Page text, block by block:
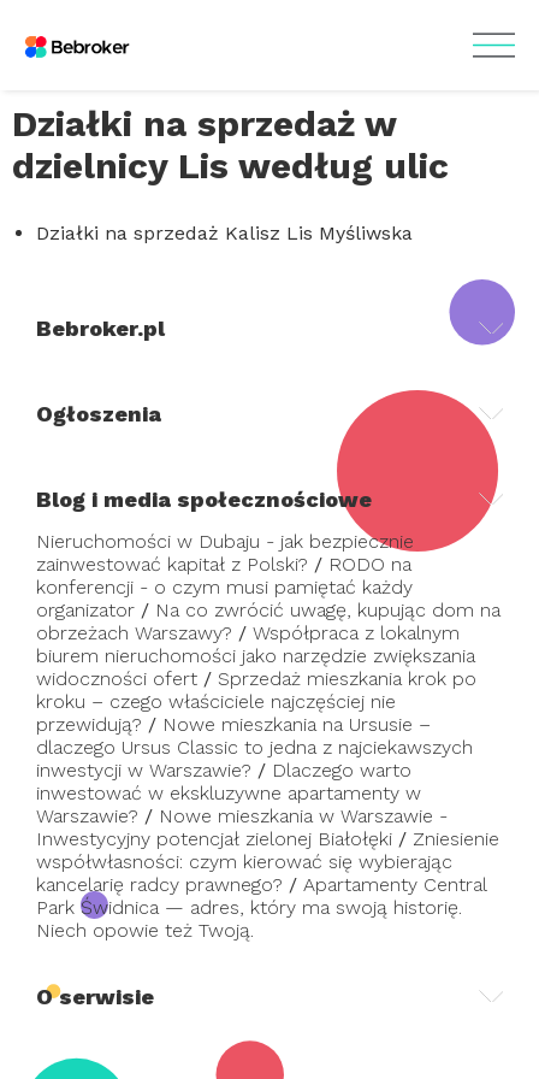
Działki na sprzedaż w
dzielnicy Lis według ulic
Działki na sprzedaż Kalisz Lis Myśliwska
Bebroker.pl
Ogłoszenia
Blog i media społecznościowe
Nieruchomości w Dubaju - jak bezpiecznie
zainwestować kapitał z Polski? / RODO na
konferencji - o czym musi pamiętać każdy
organizator / Na co zwrócić uwagę, kupując dom na
obrzeżach Warszawy? / Współpraca z lokalnym
biurem nieruchomości jako narzędzie zwiększania
widoczności ofert / Sprzedaż mieszkania krok po
kroku – czego właściciele najczęściej nie
przewidują? / Nowe mieszkania na Ursusie –
dlaczego Ursus Classic to jedna z najciekawszych
inwestycji w Warszawie? / Dlaczego warto
inwestować w ekskluzywne apartamenty w
Warszawie? / Nowe mieszkania w Warszawie -
Inwestycyjny potencjał zielonej Białołęki / Zniesienie
współwłasności: czym kierować się wybierając
kancelarię radcy prawnego? / Apartamenty Central
Park Świdnica — adres, który ma swoją historię.
Niech opowie też Twoją.
O serwisie